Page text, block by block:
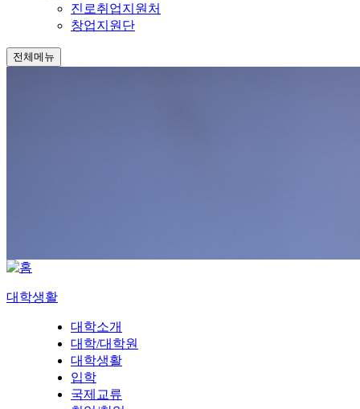
진로취업지원처
창업지원단
전체메뉴
대학생활
대학소개
대학/대학원
대학생활
입학
국제교류